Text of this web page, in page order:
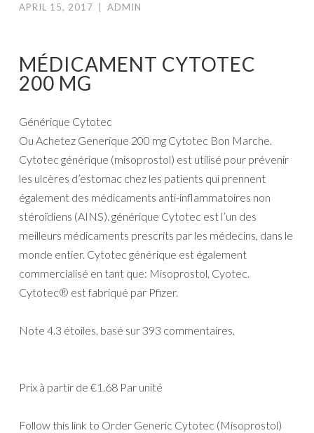
APRIL 15, 2017 ADMIN
MÉDICAMENT CYTOTEC
200 MG
Générique Cytotec
Ou Achetez Generique 200 mg Cytotec Bon Marche.
Cytotec générique (misoprostol) est utilisé pour prévenir
les ulcères d’estomac chez les patients qui prennent
également des médicaments anti-inflammatoires non
stéroïdiens (AINS). générique Cytotec est l’un des
meilleurs médicaments prescrits par les médecins, dans le
monde entier. Cytotec générique est également
commercialisé en tant que: Misoprostol, Cyotec.
Cytotec® est fabriqué par Pfizer.
Note 4.3 étoiles, basé sur 393 commentaires.
Prix à partir de €1.68 Par unité
Follow this link to Order Generic Cytotec (Misoprostol)